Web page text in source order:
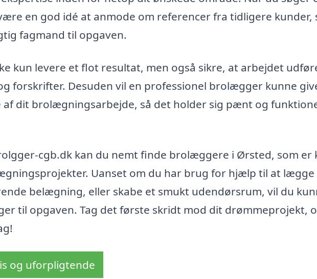
en god idé at anmode om referencer fra tidligere kunder,
fagmand til opgaven.
kun levere et flot resultat, men også sikre, at arbejdet
forskrifter. Desuden vil en professionel brolægger kunne
af dit brolægningsarbejde, så det holder sig pænt og
cgb.dk kan du nemt finde brolæggere i Ørsted, som er
Uanset om du har brug for hjælp til at lægge
belægning, eller skabe et smukt udendørsrum, vil du
til opgaven. Tag det første skridt mod dit drømmeprojekt,
og uforpligtende